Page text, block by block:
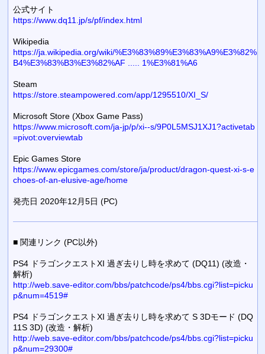
公式サイト
https://www.dq11.jp/s/pf/index.html
Wikipedia
https://ja.wikipedia.org/wiki/%E3%83%89%E3%83%A9%E3%82%
B4%E3%83%B3%E3%82%AF ..... 1%E3%81%A6
Steam
https://store.steampowered.com/app/1295510/XI_S/
Microsoft Store (Xbox Game Pass)
https://www.microsoft.com/ja-jp/p/xi--s/9P0L5MSJ1XJ1?activetab
=pivot:overviewtab
Epic Games Store
https://www.epicgames.com/store/ja/product/dragon-quest-xi-s-e
choes-of-an-elusive-age/home
発売日 2020年12月5日 (PC)
■ 関連リンク (PC以外)
PS4 ドラゴンクエストXI 過ぎ去りし時を求めて (DQ11) (改造・
解析)
http://web.save-editor.com/bbs/patchcode/ps4/bbs.cgi?list=picku
p&num=4519#
PS4 ドラゴンクエストXI 過ぎ去りし時を求めて S 3Dモード (DQ
11S 3D) (改造・解析)
http://web.save-editor.com/bbs/patchcode/ps4/bbs.cgi?list=picku
p&num=29300#